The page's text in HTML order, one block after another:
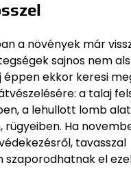
a növények már
sajnos nem
éppen ekkor keresi
a talaj
a lehullott lomb
rügyeiben. Ha
tavasszal
szaporodhatnak el